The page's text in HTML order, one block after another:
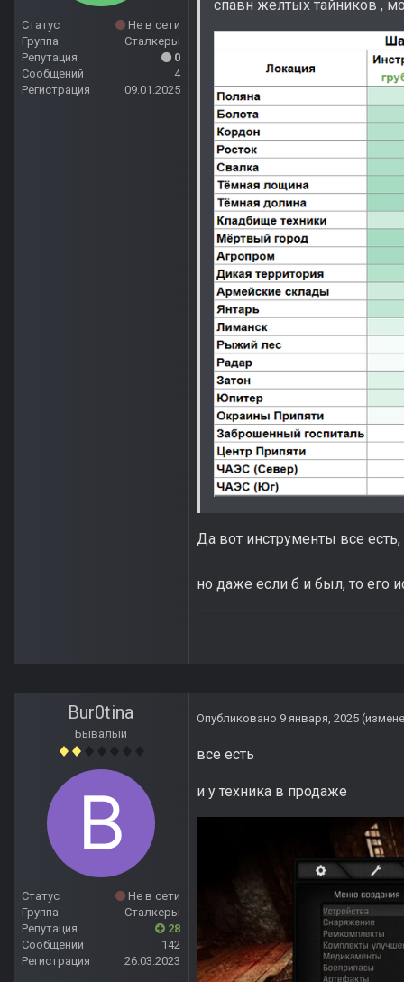
Статус
Не в сети
Группа
Сталкеры
Репутация
0
Сообщений
4
Регистрация
09.01.2025
спавн желтых тайников ,
Да вот инструменты все
но даже если б и был, то его
Bur0tina
Бывалый
Статус
Не в сети
Группа
Сталкеры
Репутация
28
Сообщений
142
Регистрация
26.03.2023
Опубликовано 9 января, 2025
все есть
и у техника в продаже